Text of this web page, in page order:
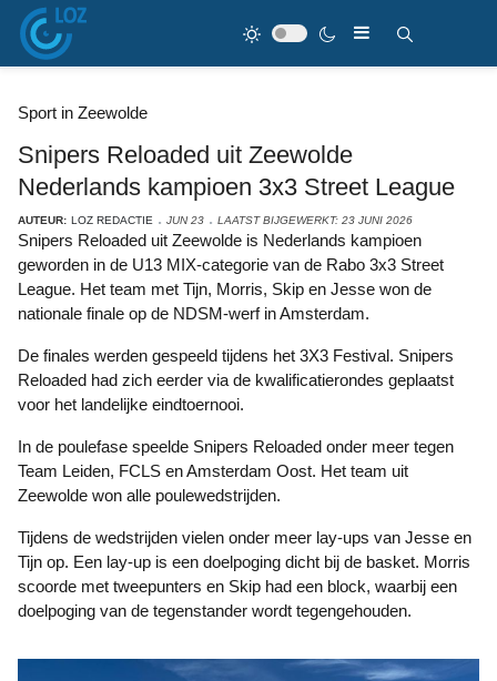
Sport in Zeewolde
Snipers Reloaded uit Zeewolde
Nederlands kampioen 3x3 Street League
AUTEUR: LOZ REDACTIE JUN 23 LAATST BIJGEWERKT: 23 JUNI 2026
Snipers Reloaded uit Zeewolde is Nederlands kampioen
geworden in de U13 MIX-categorie van de Rabo 3x3 Street
League. Het team met Tijn, Morris, Skip en Jesse won de
nationale finale op de NDSM-werf in Amsterdam.
De finales werden gespeeld tijdens het 3X3 Festival. Snipers
Reloaded had zich eerder via de kwalificatierondes geplaatst
voor het landelijke eindtoernooi.
In de poulefase speelde Snipers Reloaded onder meer tegen
Team Leiden, FCLS en Amsterdam Oost. Het team uit
Zeewolde won alle poulewedstrijden.
Tijdens de wedstrijden vielen onder meer lay-ups van Jesse en
Tijn op. Een lay-up is een doelpoging dicht bij de basket. Morris
scoorde met tweepunters en Skip had een block, waarbij een
doelpoging van de tegenstander wordt tegengehouden.